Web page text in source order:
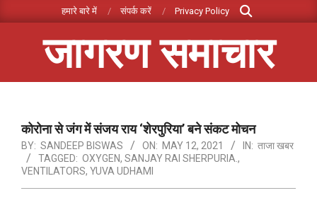
to
हमारे बारे में संपर्क करें Privacy Policy
Search
जागरण समाचार
Menuकोरोना से जंग में संजय राय ‘शेरपुरिया’ बने संकट मोचन
BY: SANDEEP BISWAS ON: MAY 12, 2021 IN: ताजा खबर
TAGGED: OXYGEN, SANJAY RAI SHERPURIA. ,
VENTILATORS, YUVA UDHAMI